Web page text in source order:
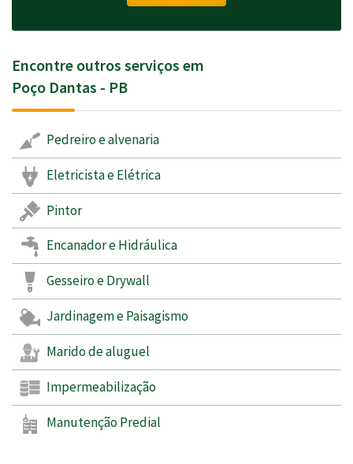
Encontre outros serviços em
Poço Dantas - PB
Pedreiro e alvenaria
Eletricista e Elétrica
Pintor
Encanador e Hidráulica
Gesseiro e Drywall
Jardinagem e Paisagismo
Marido de aluguel
Impermeabilização
Manutenção Predial